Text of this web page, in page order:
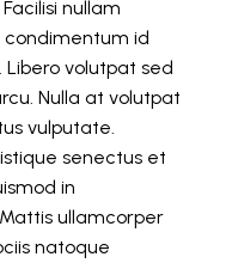
nullam
condimentum id
volutpat sed
Nulla at volutpat
vulputate.
senectus et
in
ullamcorper
natoque